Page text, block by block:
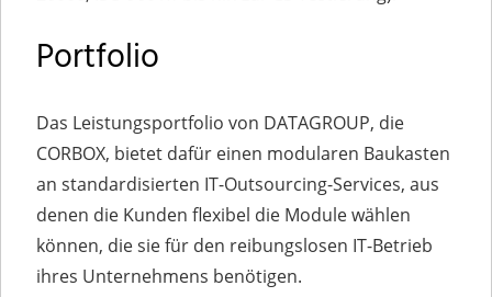
Portfolio
Das Leistungsportfolio von DATAGROUP, die
CORBOX, bietet dafür einen modularen Baukasten
an standardisierten IT-Outsourcing-Services, aus
denen die Kunden flexibel die Module wählen
können, die sie für den reibungslosen IT-Betrieb
ihres Unternehmens benötigen.